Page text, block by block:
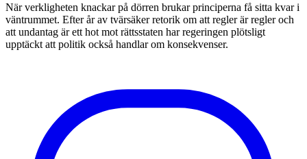
När verkligheten knackar på dörren brukar principerna få sitta kvar i
väntrummet. Efter år av tvärsäker retorik om att regler är regler och
att undantag är ett hot mot rättsstaten har regeringen plötsligt
upptäckt att politik också handlar om konsekvenser.